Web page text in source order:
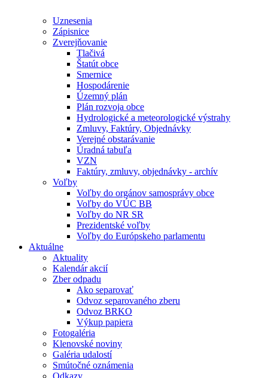
Uznesenia
Zápisnice
Zverejňovanie
Tlačivá
Štatút obce
Smernice
Hospodárenie
Územný plán
Plán rozvoja obce
Hydrologické a meteorologické výstrahy
Zmluvy, Faktúry, Objednávky
Verejné obstarávanie
Úradná tabuľa
VZN
Faktúry, zmluvy, objednávky - archív
Voľby
Voľby do orgánov samosprávy obce
Voľby do VÚC BB
Voľby do NR SR
Prezidentské voľby
Voľby do Európskeho parlamentu
Aktuálne
Aktuality
Kalendár akcií
Zber odpadu
Ako separovať
Odvoz separovaného zberu
Odvoz BRKO
Výkup papiera
Fotogaléria
Klenovské noviny
Galéria udalostí
Smútočné oznámenia
Odkazy